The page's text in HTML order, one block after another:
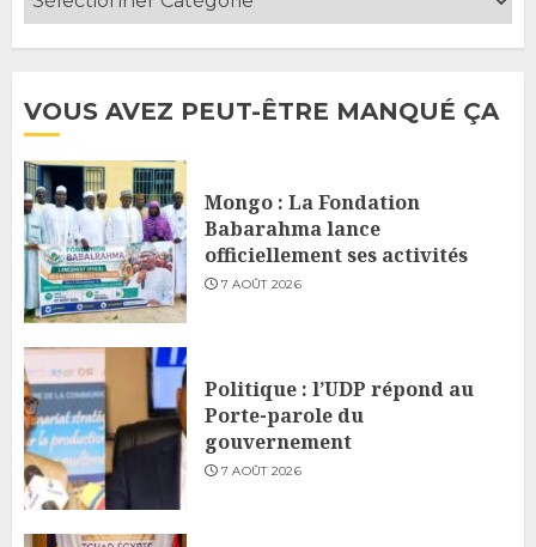
VOUS AVEZ PEUT-ÊTRE MANQUÉ ÇA
Mongo : La Fondation
Babarahma lance
officiellement ses activités
7 AOÛT 2026
Politique : l’UDP répond au
Porte-parole du
gouvernement
7 AOÛT 2026